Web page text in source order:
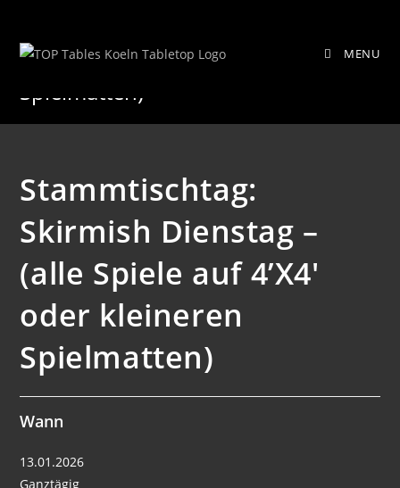
springen
MENU
(alle Spiele auf 4’X4′ oder kleineren
Spielmatten)
Stammtischtag:
Skirmish Dienstag –
(alle Spiele auf 4’X4′
oder kleineren
Spielmatten)
Wann
13.01.2026
Ganztägig